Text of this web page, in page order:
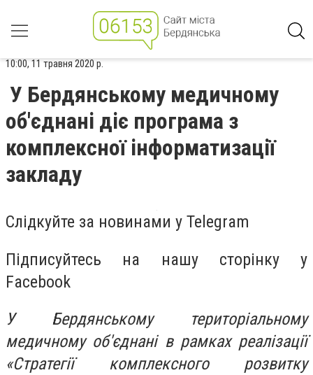
10:00, 11 травня 2020 р.
У Бердянському медичному
об'єднані діє програма з
комплексної інформатизації
закладу
Слідкуйте за новинами у Telegram
Підписуйтесь на нашу сторінку у
Facebook
У Бердянському територіальному
медичному об'єднані в рамках реалізації
«Стратегії комплексного розвитку